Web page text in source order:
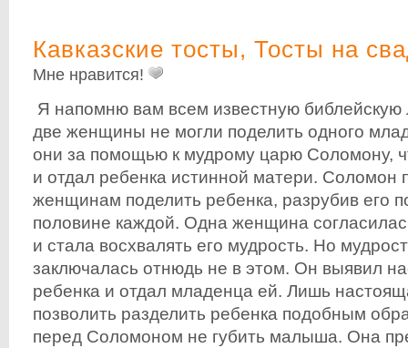
Кавказские тосты, Тосты на
Мне нравится!
Я напомню вам всем известную библейскую
две женщины не могли поделить одного
они за помощью к мудрому царю Соломону,
и отдал ребенка истинной матери. Соломон
женщинам поделить ребенка, разрубив его
половине каждой. Одна женщина
и стала восхвалять его мудрость. Но
заключалась отнюдь не в этом. Он выявил
ребенка и отдал младенца ей. Лишь
позволить разделить ребенка подобным
перед Соломоном не губить малыша. Она